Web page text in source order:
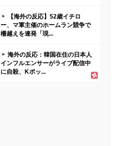
【海外の反応】52歳イチロ
ー、マ軍主催のホームラン競争で
柵越えを連発「現...
海外の反応：韓国在住の日本人
インフルエンサーがライブ配信中
に自殺、Kポッ...